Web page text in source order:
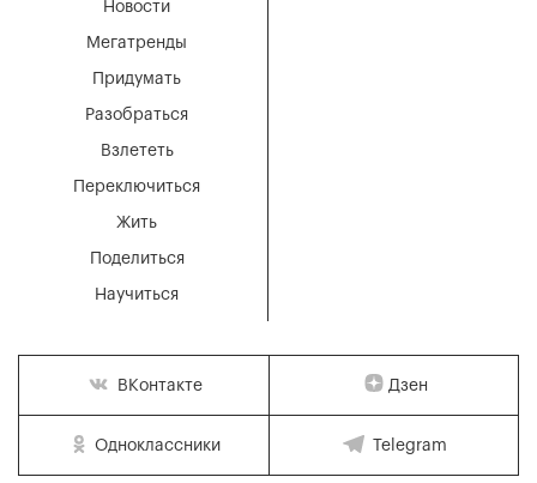
Мегатренды
Придумать
Разобраться
Взлететь
Новости
Переключиться
Жить
Поделиться
Научиться
ВКонтакте Дзен
Одноклассники Telegram